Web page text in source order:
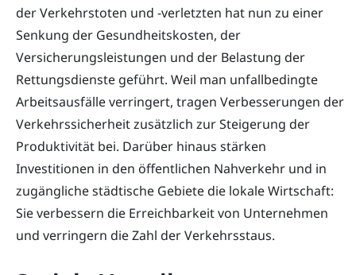
der Verkehrstoten und -verletzten hat nun zu einer
Senkung der Gesundheitskosten, der
Versicherungsleistungen und der Belastung der
Rettungsdienste geführt. Weil man unfallbedingte
Arbeitsausfälle verringert, tragen Verbesserungen der
Verkehrssicherheit zusätzlich zur Steigerung der
Produktivität bei. Darüber hinaus stärken
Investitionen in den öffentlichen Nahverkehr und in
zugängliche städtische Gebiete die lokale Wirtschaft:
Sie verbessern die Erreichbarkeit von Unternehmen
und verringern die Zahl der Verkehrsstaus.